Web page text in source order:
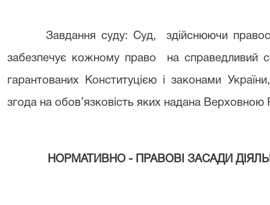
Завдання суду: Суд, здійснюючи
забезпечує кожному право на справедливий
гарантованих Конституцією і законами
згода на обов’язковість яких надана Верховною
НОРМАТИВНО - ПРАВОВІ ЗАСАДИ